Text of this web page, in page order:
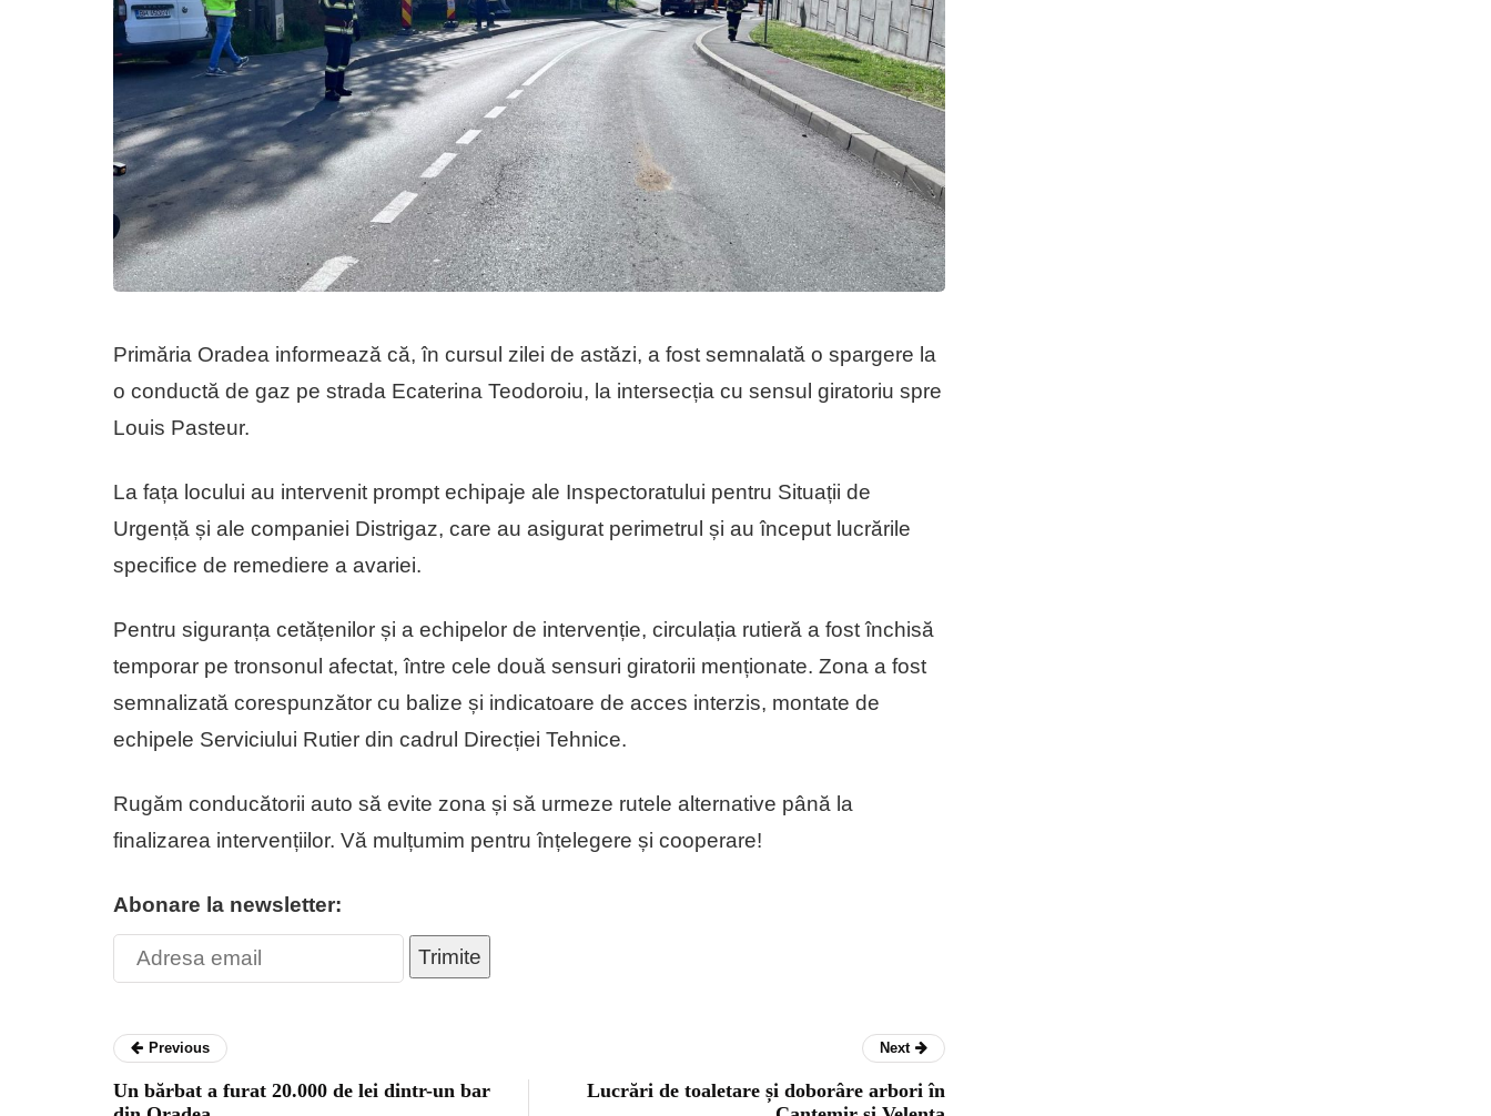
Primăria Oradea informează că, în cursul zilei de astăzi, a fost semnalată o spargere la
o conductă de gaz pe strada Ecaterina Teodoroiu, la intersecția cu sensul giratoriu spre
Louis Pasteur.
La fața locului au intervenit prompt echipaje ale Inspectoratului pentru Situații de
Urgență și ale companiei Distrigaz, care au asigurat perimetrul și au început lucrările
specifice de remediere a avariei.
Pentru siguranța cetățenilor și a echipelor de intervenție, circulația rutieră a fost închisă
temporar pe tronsonul afectat, între cele două sensuri giratorii menționate. Zona a fost
semnalizată corespunzător cu balize și indicatoare de acces interzis, montate de
echipele Serviciului Rutier din cadrul Direcției Tehnice.
Rugăm conducătorii auto să evite zona și să urmeze rutele alternative până la
finalizarea intervențiilor. Vă mulțumim pentru înțelegere și cooperare!
Abonare la newsletter:
Trimite
Previous
Un bărbat a furat 20.000 de lei dintr-un bar
Next
Lucrări de toaletare și doborâre arbori în